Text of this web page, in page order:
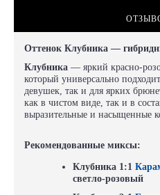
Оттенок Клубника —
Клубника — яркий красно-
который универсально
девушек, так и для ярких
как в чистом виде, так и в
выразительные и насыщенные
Рекомендованные миксы:
Клубника 1:1
светло-розовый